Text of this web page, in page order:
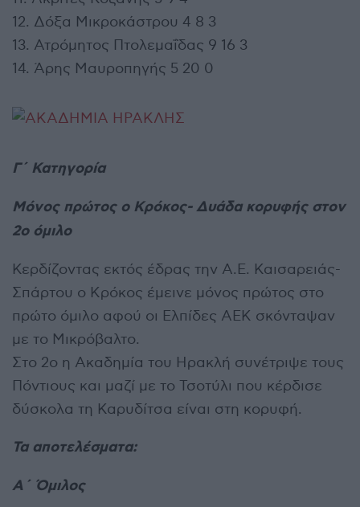
12. Δόξα Μικροκάστρου 4 8 3
13. Ατρόμητος Πτολεμαΐδας 9 16 3
14. Άρης Μαυροπηγής 5 20 0
Γ΄ Κατηγορία
Μόνος πρώτος ο Κρόκος- Δυάδα κορυφής στον
2ο όμιλο
Κερδίζοντας εκτός έδρας την Α.Ε. Καισαρειάς-
Σπάρτου ο Κρόκος έμεινε μόνος πρώτος στο
πρώτο όμιλο αφού οι Ελπίδες ΑΕΚ σκόνταψαν
με το Μικρόβαλτο.
Στο 2ο η Ακαδημία του Ηρακλή συνέτριψε τους
Πόντιους και μαζί με το Τσοτύλι που κέρδισε
δύσκολα τη Καρυδίτσα είναι στη κορυφή.
Τα αποτελέσματα:
Α΄ Όμιλος